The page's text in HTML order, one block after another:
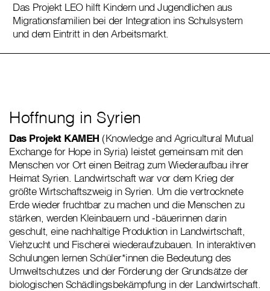
Das Projekt LEO hilft Kindern und Jugendlichen aus
Migrationsfamilien bei der Integration ins Schulsystem
und dem Eintritt in den Arbeitsmarkt.
Hoffnung in Syrien
Das Projekt KAMEH (Knowledge and Agricultural Mutual
Exchange for Hope in Syria) leistet gemeinsam mit den
Menschen vor Ort einen Beitrag zum Wiederaufbau ihrer
Heimat Syrien. Landwirtschaft war vor dem Krieg der
größte Wirtschaftszweig in Syrien. Um die vertrocknete
Erde wieder fruchtbar zu machen und die Menschen zu
stärken, werden Kleinbauern und -bäuerinnen darin
geschult, eine nachhaltige Produktion in Landwirtschaft,
Viehzucht und Fischerei wiederaufzubauen. In interaktiven
Schulungen lernen Schüler*innen die Bedeutung des
Umweltschutzes und der Förderung der Grundsätze der
biologischen Schädlingsbekämpfung in der Landwirtschaft.